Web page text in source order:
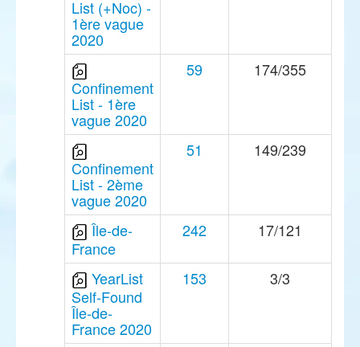
List (+Noc) -
1ère vague
2020
Confinement
List - 1ère
vague 2020
59 174/355
Confinement
List - 2ème
vague 2020
51 149/239
Île-de-
France
242 17/121
YearList
Self-Found
Île-de-
France 2020
153 3/3